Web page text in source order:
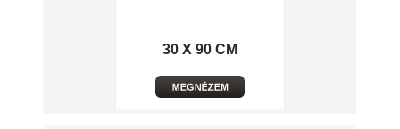
30 X 90 CM